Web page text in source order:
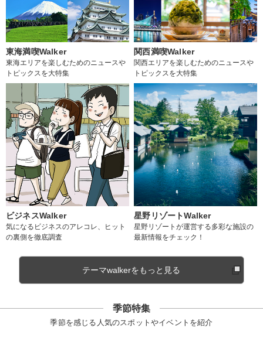
東海満喫Walker
東海エリアを楽しむためのニュースや
トピックスを大特集
関西満喫Walker
関西エリアを楽しむためのニュースや
トピックスを大特集
ビジネスWalker
気になるビジネスのアレコレ、ヒット
の裏側を徹底調査
星野リゾートWalker
星野リゾートが運営する多彩な施設の
最新情報をチェック！
テーマwalkerをもっと見る
季節特集
季節を感じる人気のスポットやイベントを紹介